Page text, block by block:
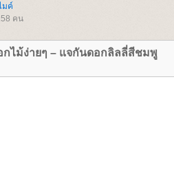
มค์
คน
ไม้ง่ายๆ – แจกันดอกลิลลี่สีชมพู